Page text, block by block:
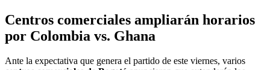
Centros comerciales ampliarán horarios
por Colombia vs. Ghana
Ante la expectativa que genera el partido de este viernes, varios